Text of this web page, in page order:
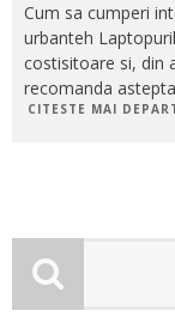
Cum sa cumperi
urbanteh
costisitoare si, din
recomanda
CITESTE MAI